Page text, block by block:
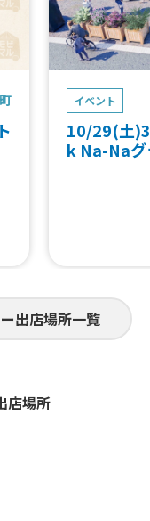
イベント
10/29(土
k Na-Naグ
出店場所一覧
店場所